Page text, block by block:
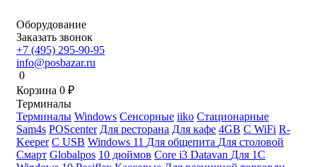
Оборудование
Заказать звонок
+7 (495) 295-90-95
info@posbazar.ru
0
Корзина 0 ₽
Терминалы
Терминалы Windows Сенсорные iiko Стационарные
Sam4s POScenter Для ресторана Для кафе 4GB С WiFi R-
Keeper С USB Windows 11 Для общепита Для столовой
Смарт Globalpos 10 дюймов Core i3 Datavan Для 1С